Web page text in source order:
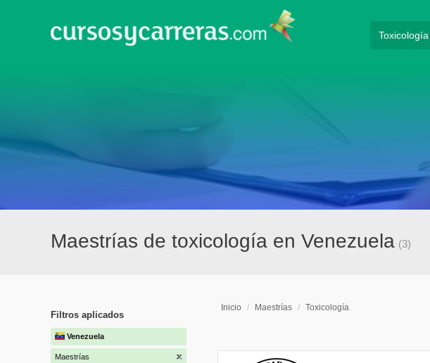
Maestrías de toxicología en Venezuela (3)
Filtros aplicados
Venezuela
Maestrías
Inicio / Maestrías / Toxicología